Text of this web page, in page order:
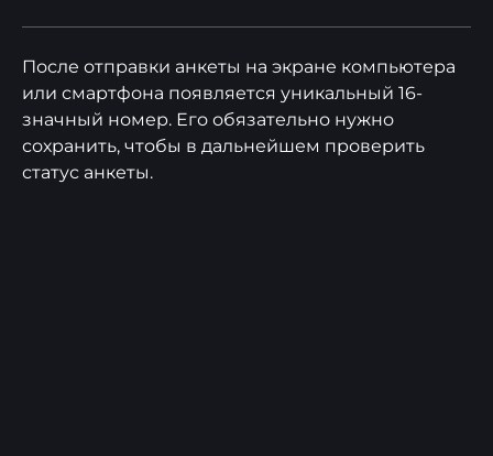
После отправки анкеты на экране компьютера
или смартфона появляется уникальный 16-
значный номер. Его обязательно нужно
сохранить, чтобы в дальнейшем проверить
статус анкеты.